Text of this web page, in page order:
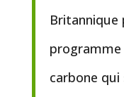
Britannique
programme
carbone